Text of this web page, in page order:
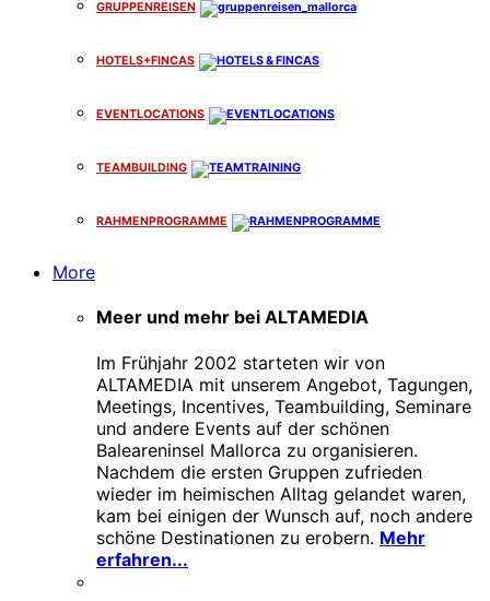
GRUPPENREISEN
HOTELS+FINCAS
EVENTLOCATIONS
TEAMBUILDING
RAHMENPROGRAMME
More
Meer und mehr bei ALTAMEDIA
Im Frühjahr 2002 starteten wir von
ALTAMEDIA mit unserem Angebot, Tagungen,
Meetings, Incentives, Teambuilding, Seminare
und andere Events auf der schönen
Baleareninsel Mallorca zu organisieren.
Nachdem die ersten Gruppen zufrieden
wieder im heimischen Alltag gelandet waren,
kam bei einigen der Wunsch auf, noch andere
schöne Destinationen zu erobern. Mehr
erfahren...